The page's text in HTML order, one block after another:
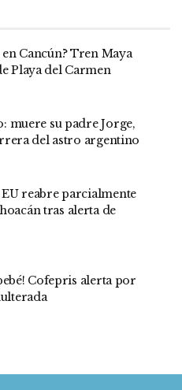
en Cancún? Tren Maya
Playa del Carmen
muere su padre Jorge,
del astro argentino
EU reabre parcialmente
tras alerta de
Cofepris alerta por